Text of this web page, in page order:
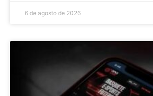
6 de agosto de 2026